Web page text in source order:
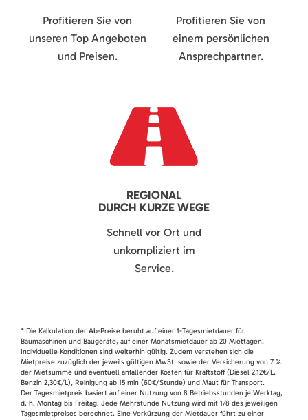
Profitieren Sie von
unseren Top Angeboten
und Preisen.
Profitieren Sie von
einem persönlichen
Ansprechpartner.
REGIONAL
DURCH KURZE WEGE
Schnell vor Ort und
unkompliziert im
Service.
* Die Kalkulation der Ab-Preise beruht auf einer 1-Tagesmietdauer für
Baumaschinen und Baugeräte, auf einer Monatsmietdauer ab 20 Miettagen.
Individuelle Konditionen sind weiterhin gültig. Zudem verstehen sich die
Mietpreise zuzüglich der jeweils gültigen MwSt. sowie der Versicherung von 7 %
der Mietsumme und eventuell anfallender Kosten für Kraftstoff (Diesel 2,12€/L,
Benzin 2,30€/L), Reinigung ab 15 min (60€/Stunde) und Maut für Transport.
Der Tagesmietpreis basiert auf einer Nutzung von 8 Betriebsstunden je Werktag,
d. h. Montag bis Freitag. Jede Mehrstunde Nutzung wird mit 1/8 des jeweiligen
Tagesmietpreises berechnet. Eine Verkürzung der Mietdauer führt zu einer